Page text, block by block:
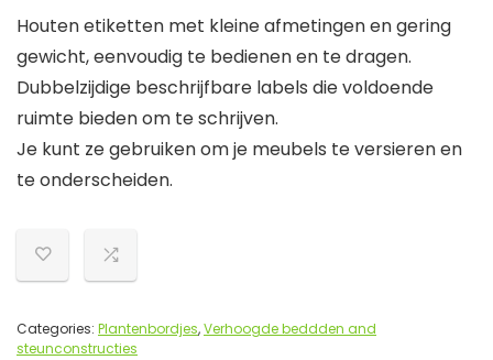
Houten etiketten met kleine afmetingen en gering
gewicht, eenvoudig te bedienen en te dragen.
Dubbelzijdige beschrijfbare labels die voldoende
ruimte bieden om te schrijven.
Je kunt ze gebruiken om je meubels te versieren en
te onderscheiden.
Categories: Plantenbordjes,Verhoogde beddden and
steunconstructies